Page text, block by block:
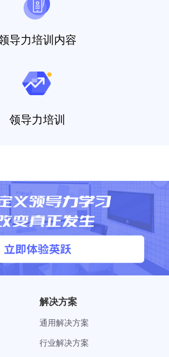
导力培训内容
领导力培训
解决方案
通用解决方案
行业解决方案